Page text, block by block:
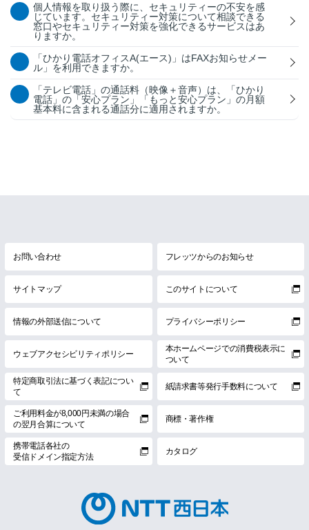
個人情報を取り扱う際に、セキュリティーの不安を感
じています。セキュリティー対策について相談できる
窓口やセキュリティー対策を強化できるサービスはあ
りますか。
「ひかり電話オフィスA(エース)」はFAXお知らせメー
ル」を利用できますか。
「テレビ電話」の通話料（映像＋音声）は、「ひかり
電話」の「安心プラン」「もっと安心プラン」の月額
基本料に含まれる通話分に適用されますか。
お問い合わせ フレッツからのお知らせ
サイトマップ このサイトについて
情報の外部送信について プライバシーポリシー
ウェブアクセシビリティポリシー
本ホームページでの消費税表示に
ついて
特定商取引法に基づく表記につい
て
紙請求書等発行手数料について
ご利用料金が8,000円未満の場合
の翌月合算について
商標・著作権
携帯電話各社の
受信ドメイン指定方法
カタログ